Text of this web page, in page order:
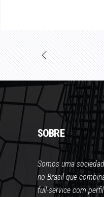
SOBRE
Somos uma
no Brasil que
full-service com